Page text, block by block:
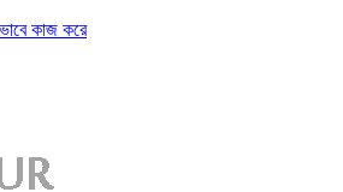
কাজ করে